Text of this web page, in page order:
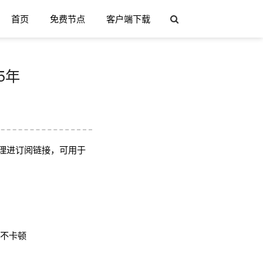
首页 免费节点 客户端下载
年
进订阅链接，可用于
卡顿